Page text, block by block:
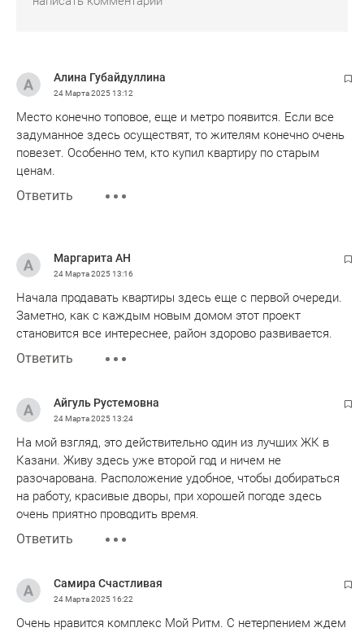
Алина Губайдуллина
24 Марта 202513:12
Место конечно топовое, еще и метро появится. Если все
задуманное здесь осуществят, то жителям конечно очень
повезет. Особенно тем, кто купил квартиру по старым
ценам.
Ответить
Маргарита АН
24 Марта 202513:16
Начала продавать квартиры здесь еще с первой очереди.
Заметно, как с каждым новым домом этот проект
становится все интереснее, район здорово развивается.
Ответить
Айгуль Рустемовна
24 Марта 202513:24
На мой взгляд, это действительно один из лучших ЖК в
Казани. Живу здесь уже второй год и ничем не
разочарована. Расположение удобное, чтобы добираться
на работу, красивые дворы, при хорошей погоде здесь
очень приятно проводить время.
Ответить
Самира Счастливая
24 Марта 202516:22
Очень нравится комплекс Мой Ритм. С нетерпением ждем